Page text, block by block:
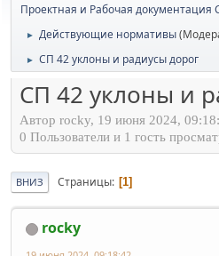
Проектная и Рабочая
► Действующие нормативы
► СП 42 уклоны и радиусы дорог
СП 42 уклоны и
Автор rocky, 19 июня 2024,
0 Пользователи и 1 гость
ВНИЗ Страницы 1
rocky